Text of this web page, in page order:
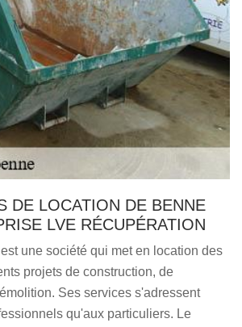
DE LOCATION DE BENNE
LVE RÉCUPÉRATION
une société qui met en location des
projets de construction, de
Ses services s'adressent
qu'aux particuliers. Le